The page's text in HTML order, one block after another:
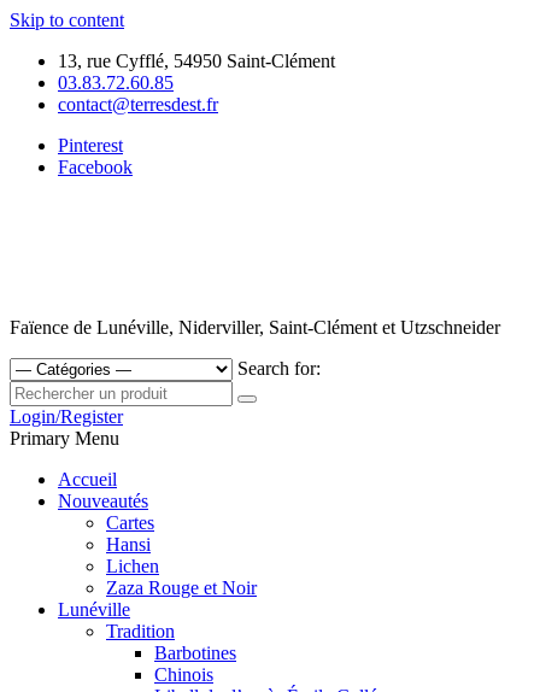
Skip to content
13, rue Cyfflé, 54950 Saint-Clément
03.83.72.60.85
contact@terresdest.fr
Pinterest
Facebook
Faïence de Lunéville, Niderviller, Saint-Clément et Utzschneider
Search for:
Login/Register
Primary Menu
Accueil
Nouveautés
Cartes
Hansi
Lichen
Zaza Rouge et Noir
Lunéville
Tradition
Barbotines
Chinois